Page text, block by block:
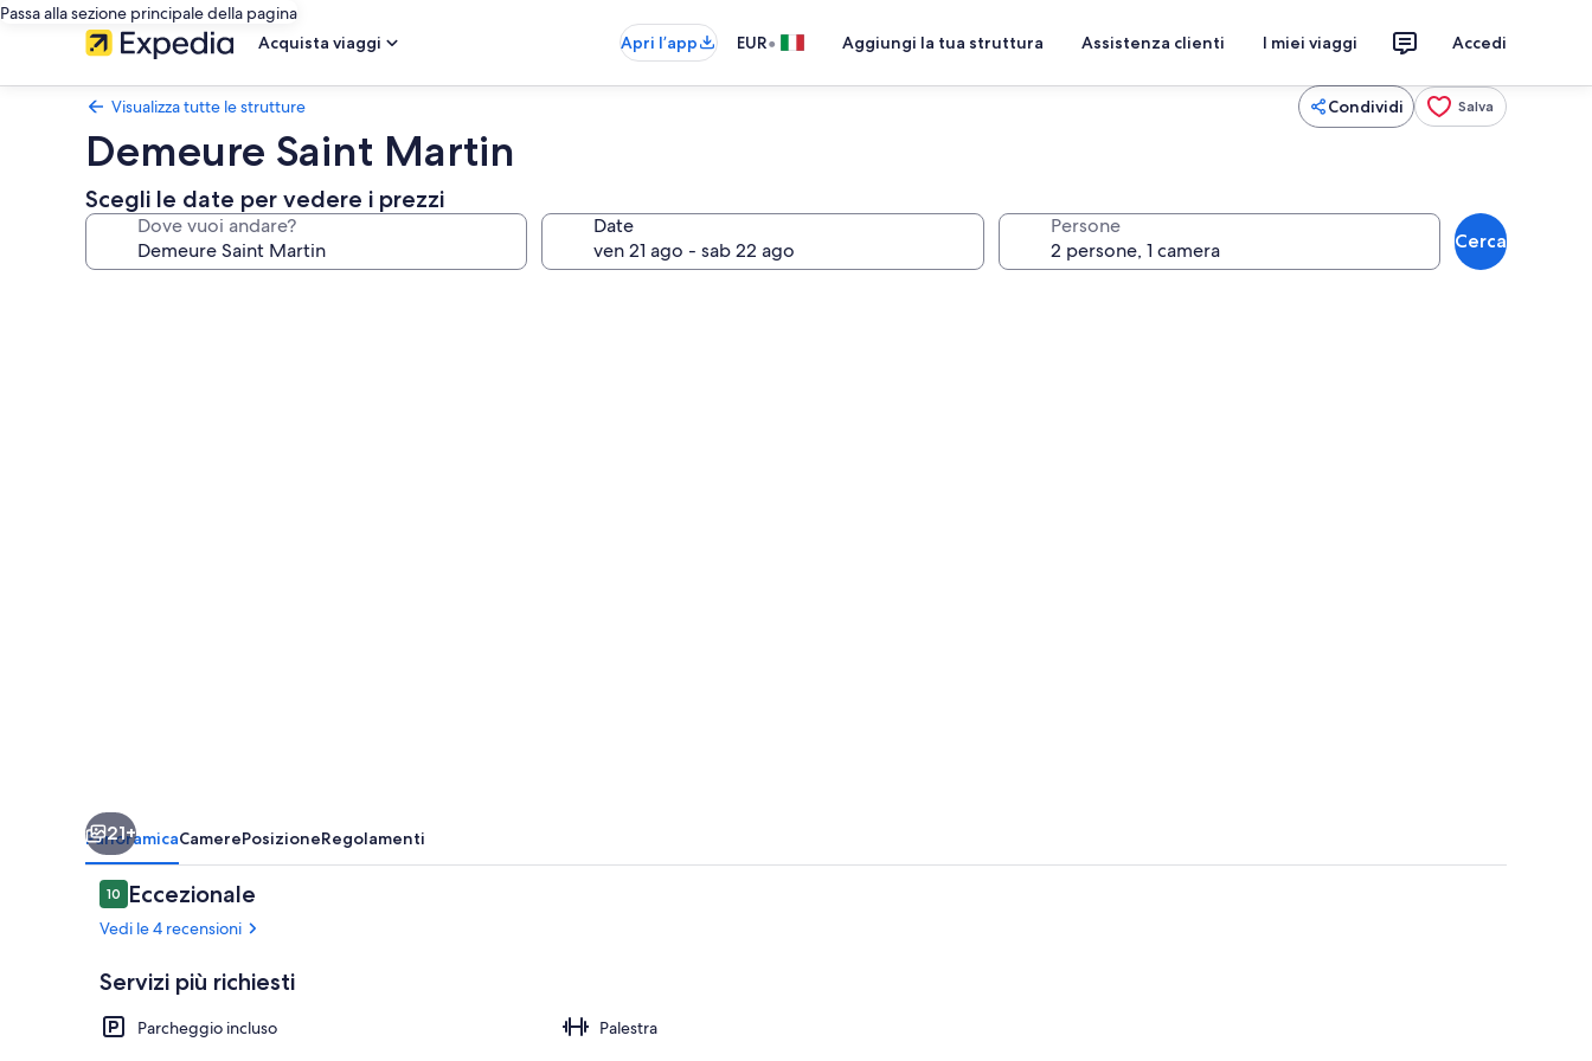
Passa alla sezione principale della pagina
Acquista viaggi
Apri l’app EUR• Aggiungi la tua struttura Assistenza clienti I miei viaggi Accedi
Visualizza tutte le strutture Condividi Salva
Demeure Saint Martin
Scegli le date per vedere i prezzi
Dove vuoi andare? Date Persone
Cerca
21+
PanoramicaCamerePosizioneRegolamenti
Recensioni
1010 su 10
Eccezionale
Vedi le 4 recensioni
Servizi più richiesti
Parcheggio incluso
Palestra